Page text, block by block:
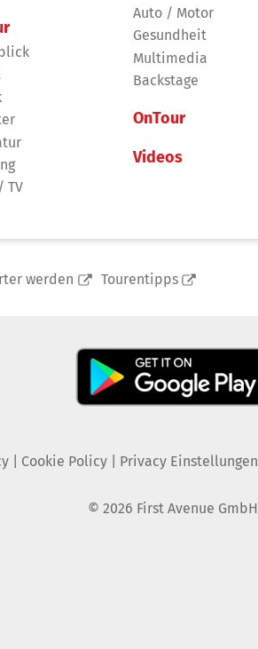
TV
Auto / Motor
Gesundheit
Multimedia
Backstage
OnTour
Videos
werden Tourentipps
| Cookie Policy| Privacy Einstellungen
© 2026 First Avenue GmbH